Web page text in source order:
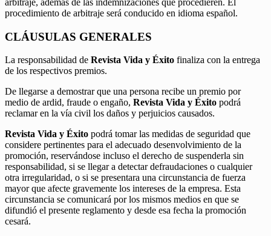
procedimiento de arbitraje será conducido en idioma español.
CLÁUSULAS GENERALES
La responsabilidad de Revista Vida y Éxito finaliza con la entrega
de los respectivos premios.
De llegarse a demostrar que una persona recibe un premio por
medio de ardid, fraude o engaño, Revista Vida y Éxito podrá
reclamar en la vía civil los daños y perjuicios causados.
Revista Vida y Éxito podrá tomar las medidas de seguridad que
considere pertinentes para el adecuado desenvolvimiento de la
promoción, reservándose incluso el derecho de suspenderla sin
responsabilidad, si se llegar a detectar defraudaciones o cualquier
otra irregularidad, o si se presentara una circunstancia de fuerza
mayor que afecte gravemente los intereses de la empresa. Esta
circunstancia se comunicará por los mismos medios en que se
difundió el presente reglamento y desde esa fecha la promoción
cesará.